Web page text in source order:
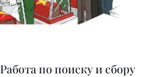
Работа по поиску и сбору